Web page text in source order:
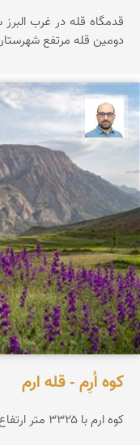
دومین قله مرتفع
کوه اُرِم - قله ارم
کوه ارم با ۳۳۲۵ متر ارتفاع در جنوب چاشم